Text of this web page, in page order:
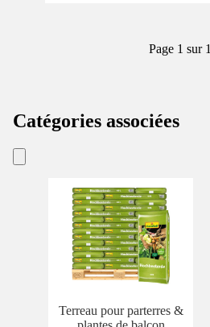
Page 1 sur 1
Catégories associées
Terreau pour parterres &